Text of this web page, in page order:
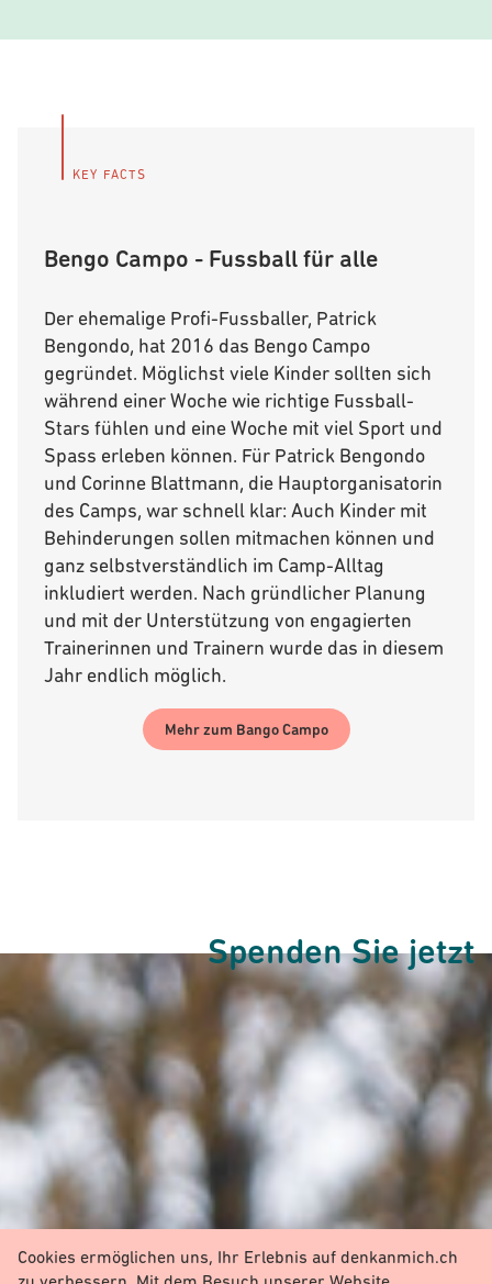
KEY FACTS
Bengo Campo - Fussball für alle
Der ehemalige Profi-Fussballer, Patrick
Bengondo, hat 2016 das Bengo Campo
gegründet. Möglichst viele Kinder sollten sich
während einer Woche wie richtige Fussball-
Stars fühlen und eine Woche mit viel Sport und
Spass erleben können. Für Patrick Bengondo
und Corinne Blattmann, die Hauptorganisatorin
des Camps, war schnell klar: Auch Kinder mit
Behinderungen sollen mitmachen können und
ganz selbstverständlich im Camp-Alltag
inkludiert werden. Nach gründlicher Planung
und mit der Unterstützung von engagierten
Trainerinnen und Trainern wurde das in diesem
Jahr endlich möglich.
Mehr zum Bango Campo
Spenden Sie jetzt
Cookies ermöglichen uns, Ihr Erlebnis auf denkanmich.ch